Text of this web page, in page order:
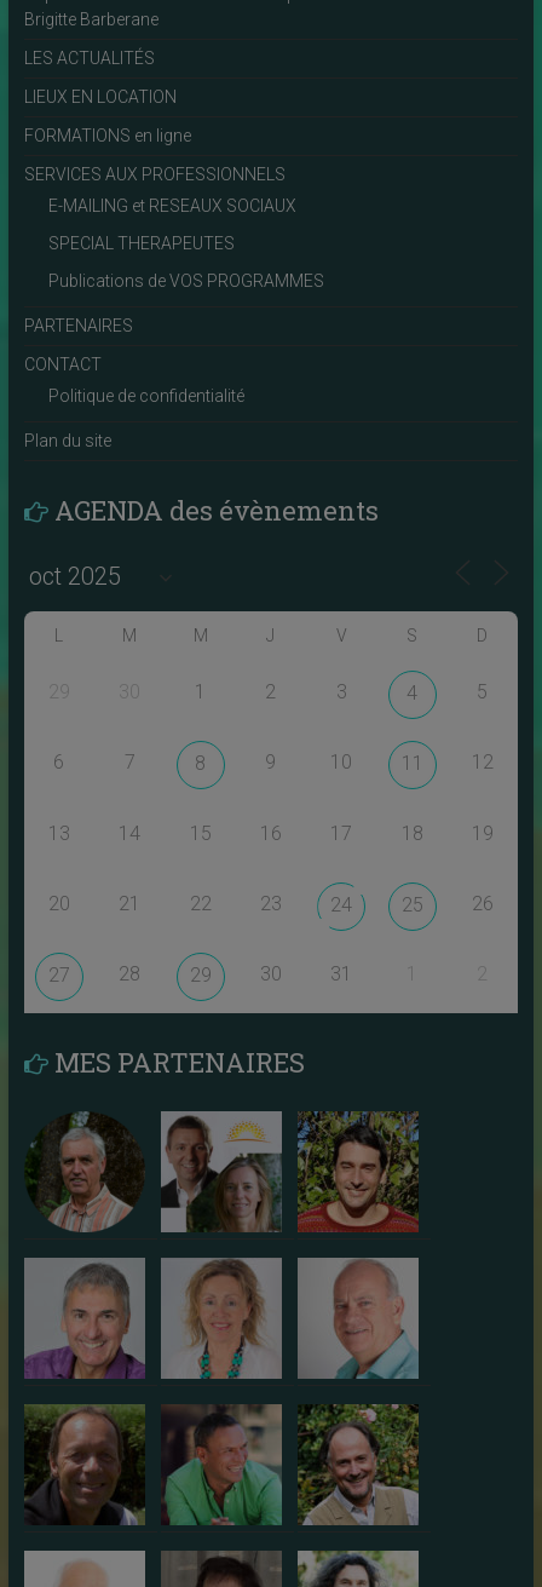
Brigitte Barberane
LES ACTUALITÉS
LIEUX EN LOCATION
FORMATIONS en ligne
SERVICES AUX PROFESSIONNELS
E-MAILING et RESEAUX SOCIAUX
SPECIAL THERAPEUTES
Publications de VOS PROGRAMMES
PARTENAIRES
CONTACT
Politique de confidentialité
Plan du site
AGENDA des évènements
M M J V S D
29 30 1 2 3 4 5
6 7 8 9 10 11 12
13 14 15 16 17 18 19
20 21 22 23 24 25 26
27 28 29 30 31 2
MES PARTENAIRES